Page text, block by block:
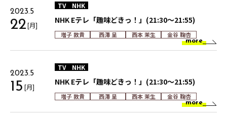
2023.5
22[月]
TV NHK
NHK Eテレ「趣味どきっ！」(21:30～21:55)
増子 敦貴 西澤 呈 西本 茉生 金谷 鞠杏
more
2023.5
15 [月]
TV NHK
NHK Eテレ「趣味どきっ！」(21:30～21:55)
増子 敦貴 西澤 呈 西本 茉生 金谷 鞠杏
more